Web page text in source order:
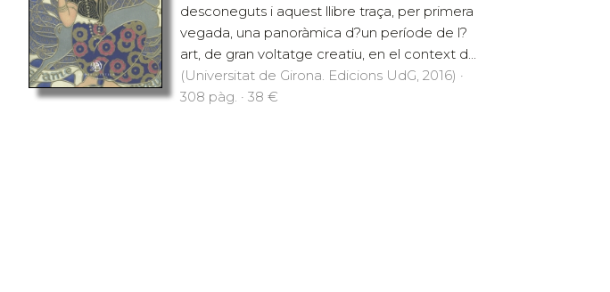
desconeguts i aquest llibre traça, per primera
vegada, una panoràmica d?un període de l?
art, de gran voltatge creatiu, en el context d...
(Universitat de Girona. Edicions UdG, 2016) ·
308 pàg. · 38 €